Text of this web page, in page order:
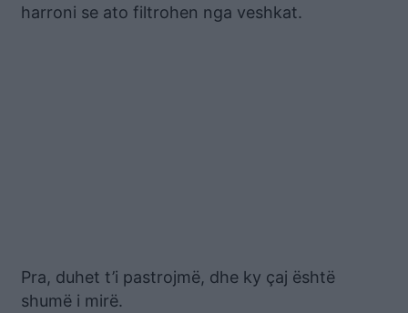
harroni se ato filtrohen nga veshkat.
Pra, duhet t’i pastrojmë, dhe ky çaj është
shumë i mirë.